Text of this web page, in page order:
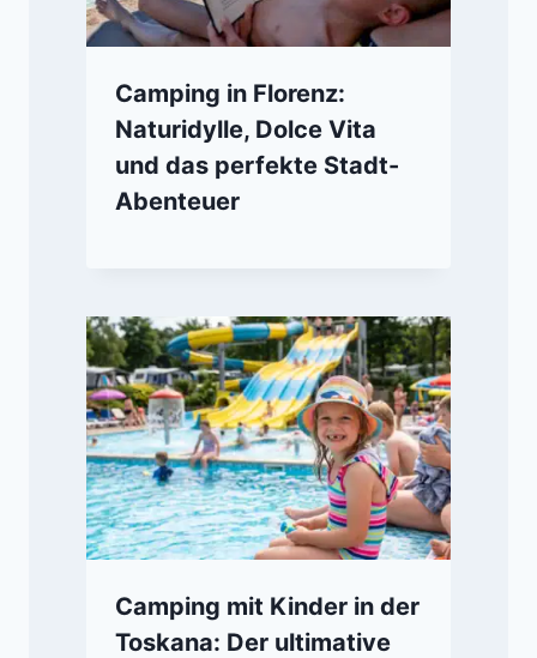
Camping in Florenz:
Naturidylle, Dolce Vita
und das perfekte Stadt-
Abenteuer
Camping mit Kinder in der
Toskana: Der ultimative